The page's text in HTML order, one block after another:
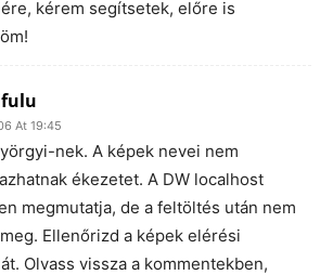
kérem segítsetek, előre is
At 19:45
nek. A képek nevei nem
ékezetet. A DW localhost
megmutatja, de a feltöltés után nem
Ellenőrizd a képek elérési
Olvass vissza a kommentekben,